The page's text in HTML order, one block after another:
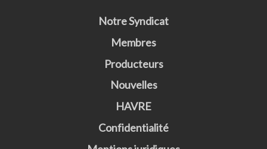
Notre Syndicat
Membres
Producteurs
Nouvelles
HAVRE
Confidentialité